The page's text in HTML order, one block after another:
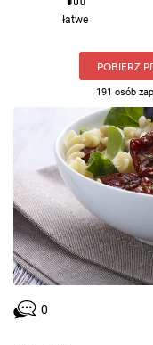
łatwe
POBIERZ
191 osób
0